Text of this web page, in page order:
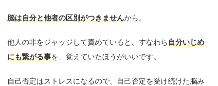
脳は自分と他者の区別がつきませんから。
他人の非をジャッジして責めていると、すなわち自分いじめ
にも繋がる事を、覚えていたほうがいいです。
自己否定はストレスになるので、自己否定を受け続けた脳み